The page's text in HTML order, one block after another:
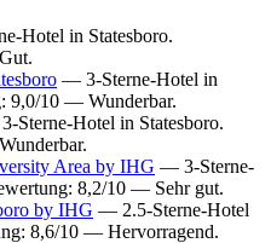
Hotel in Statesboro.
— 3-Sterne-Hotel in
9,0/10 — Wunderbar.
Sterne-Hotel in Statesboro.
Area by IHG — 3-Sterne-
8,2/10 — Sehr gut.
by IHG — 2.5-Sterne-Hotel
8,6/10 — Hervorragend.